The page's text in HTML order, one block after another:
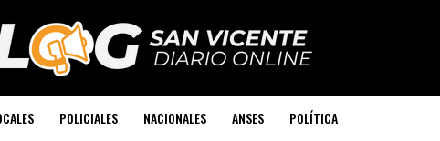
POLICIALES NACIONALES ANSES POLÍTICA